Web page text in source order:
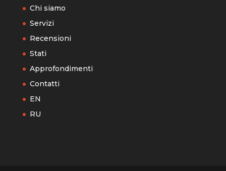
Chi siamo
Servizi
Recensioni
Stati
Approfondimenti
Contatti
EN
RU